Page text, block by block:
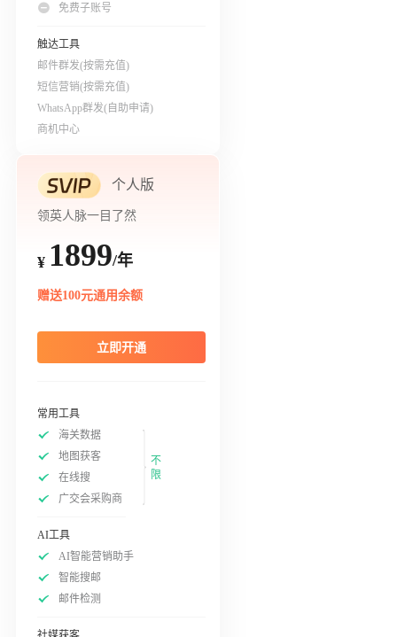
免费子账号
触达工具
邮件群发(按需充值)
短信营销(按需充值)
WhatsApp群发(自助申请)
商机中心
个人版
领英人脉一目了然
¥ 1899/年
赠送100元通用余额
立即开通
常用工具
海关数据
地图获客
在线搜
广交会采购商
不
限
AI工具
AI智能营销助手
智能搜邮
邮件检测